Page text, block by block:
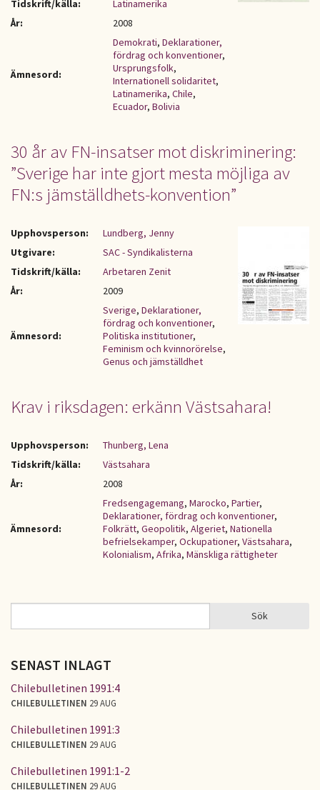
Tidskrift/källa:
Latinamerika
År:
2008
Ämnesord:
Demokrati, Deklarationer,
fördrag och konventioner,
Ursprungsfolk,
Internationell solidaritet,
Latinamerika, Chile,
Ecuador, Bolivia
30 år av FN-insatser mot diskriminering:
”Sverige har inte gjort mesta möjliga av
FN:s jämställdhets-konvention”
Upphovsperson:
Lundberg, Jenny
Utgivare:
SAC - Syndikalisterna
Tidskrift/källa:
Arbetaren Zenit
År:
2009
Ämnesord:
Sverige, Deklarationer,
fördrag och konventioner,
Politiska institutioner,
Feminism och kvinnorörelse,
Genus och jämställdhet
Krav i riksdagen: erkänn Västsahara!
Upphovsperson:
Thunberg, Lena
Tidskrift/källa:
Västsahara
År:
2008
Ämnesord:
Fredsengagemang, Marocko, Partier,
Deklarationer, fördrag och konventioner,
Folkrätt, Geopolitik, Algeriet, Nationella
befrielsekamper, Ockupationer, Västsahara,
Kolonialism, Afrika, Mänskliga rättigheter
SÖKFORMULÄR Sök
SENAST INLAGT
Chilebulletinen 1991:4
CHILEBULLETINEN 29 AUG
Chilebulletinen 1991:3
CHILEBULLETINEN 29 AUG
Chilebulletinen 1991:1-2
CHILEBULLETINEN 29 AUG